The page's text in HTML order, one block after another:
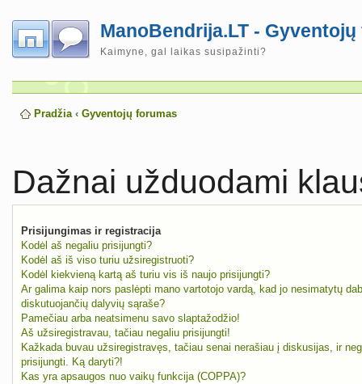
ManoBendrija.LT -
Kaimyne, gal laikas susipažinti?
Pradžia ‹ Gyventojų forumas
Dažnai užduodami
Prisijungimas ir registracija
Kodėl aš negaliu prisijungti?
Kodėl aš iš viso turiu užsiregistruoti?
Kodėl kiekvieną kartą aš turiu vis iš naujo prisijungti?
Ar galima kaip nors paslėpti mano vartotojo vardą, kad jo nesimatytų
diskutuojančių dalyvių sąraše?
Pamečiau arba neatsimenu savo slaptažodžio!
Aš užsiregistravau, tačiau negaliu prisijungti!
Kažkada buvau užsiregistravęs, tačiau senai nerašiau į diskusijas, ir
prisijungti. Ką daryti?!
Kas yra apsaugos nuo vaikų funkcija (COPPA)?